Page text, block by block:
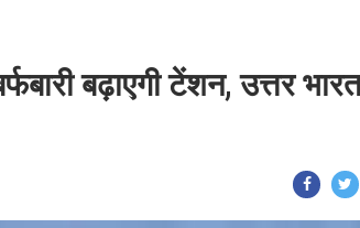
बढ़ाएगी टेंशन, उत्तर